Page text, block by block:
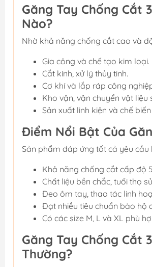
Găng Tay Chống Cắt
Nào?
Nhờ khả năng chống cắt cao và
Gia công và chế tạo kim loại.
Cắt kính, xử lý thủy tinh.
Cơ khí và lắp ráp công
Kho vận, vận chuyển vật liệu
Sản xuất linh kiện và chế
Điểm Nổi Bật Của
Sản phẩm đáp ứng tốt cả yêu
Khả năng chống cắt cấp độ
Chất liệu bền chắc, tuổi thọ
Đeo ôm tay, thao tác linh
Đạt nhiều tiêu chuẩn bảo hộ
Có các size M, L và XL phù
Găng Tay Chống Cắt
Thường?